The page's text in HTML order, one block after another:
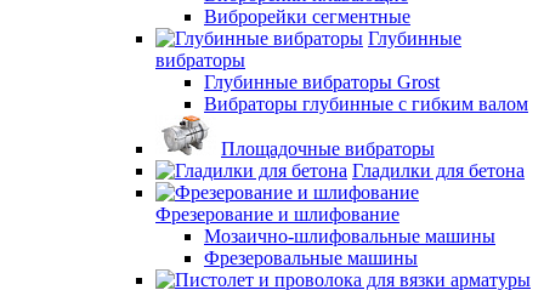
Виброрейки сегментные
Глубинные
вибраторы
Глубинные вибраторы Grost
Вибраторы глубинные с гибким валом
Площадочные вибраторы
Гладилки для бетона
Фрезерование и шлифование
Мозаично-шлифовальные машины
Фрезеровальные машины